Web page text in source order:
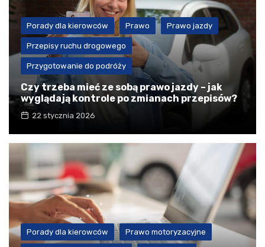
Porady dla kierowców Prawo Prawo jazdy
Przepisy ruchu drogowego
Przygotowanie do podróży
Czy trzeba mieć ze sobą prawo jazdy – jak
wyglądają kontrole po zmianach przepisów?
22 stycznia 2026
Porady dla kierowców Prawo motoryzacyjne